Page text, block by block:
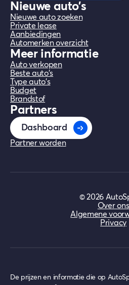
Nieuwe auto's
Nieuwe auto zoeken
Private lease
Aanbiedingen
Automerken overzicht
Meer informatie
Auto verkopen
Beste auto's
Type auto's
Budget
Brandstof
Partners
Dashboard
Partner worden
©2026
Over ons
Algemene
Privacy
De prijzen en informatie die op